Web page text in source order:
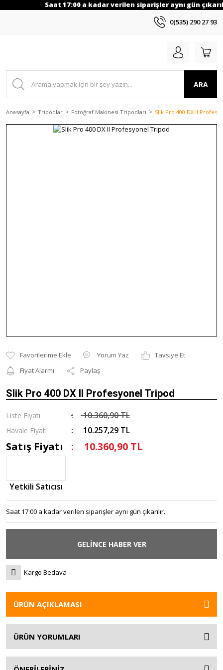
Saat 17:00 a kadar verilen siparişler aynı gün
0(535) 290 27 93
ARA
Anasayfa Tripodlar Fotoğraf Makinesi Tripodları Slik Pro 400 DX II
Yorum Yaz
Tavsiye Et
Fiyat Alarmı
Paylaş
Slik Pro 400 DX II Profesyonel Tripod
Liste Fiyatı 10.360,90 TL
Havale Fiyatı 10.257,29 TL
Satış Fiyatı 10.360,90 TL
Yetkili Satıcısı
Saat 17:00 a kadar verilen siparişler aynı gün çıkarılır.
GELİNCE HABER VER
Kargo Bedava
ÜRÜN AÇIKLAMASI
ÜRÜN YORUMLARI